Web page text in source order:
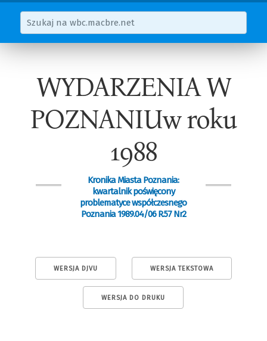
WYDARZENIA W
POZNANIUw roku
1988
Kronika Miasta Poznania:
kwartalnik poświęcony
problematyce współczesnego
Poznania 1989.04/06 R.57 Nr2
WERSJA DJVU WERSJA TEKSTOWA
WERSJA DO DRUKU